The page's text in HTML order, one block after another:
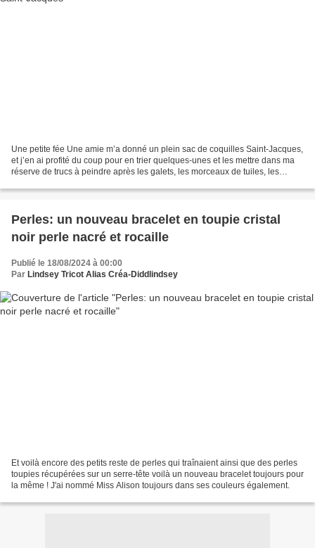
Une petite fée Une amie m’a donné un plein sac de coquilles Saint-Jacques,
et j’en ai profité du coup pour en trier quelques-unes et les mettre dans ma
réserve de trucs à peindre après les galets, les morceaux de tuiles, les
Perles: un nouveau bracelet en toupie cristal
noir perle nacré et rocaille
Publié le 18/08/2024 à 00:00
Par Lindsey Tricot Alias Créa-Diddlindsey
Et voilà encore des petits reste de perles qui traînaient ainsi que des perles
toupies récupérées sur un serre-tête voilà un nouveau bracelet toujours pour
la même ! J'ai nommé Miss Alison toujours dans ses couleurs également.